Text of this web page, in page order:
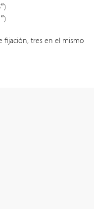
tres en el mismo